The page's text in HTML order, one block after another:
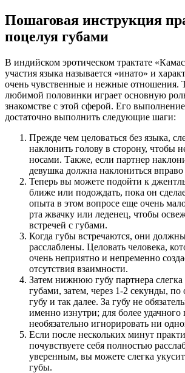
Пошаговая инструкция
поцелуя губами
В индийском эротическом трактате
участия языка называется «инато» и
очень чувственные и нежные отношения.
любимой половинки играет основную
знакомстве с этой сферой. Его
достаточно выполнить следующие шаги:
Прежде чем целоваться без языка,
наклонить голову в сторону, чтобы
носами. Также, если партнер
девушка должна наклониться вправо
Теперь вы можете подойти к
ближе или подождать, пока он
опыта в этом вопросе еще очень
рта жвачку или леденец, чтобы
встречей с губами.
Когда губы встречаются, они
расслаблены. Целовать человека,
очень неприятно и непременно
отсутствия взаимности.
Затем нижнюю губу партнера
губами, затем, через 1-2 секунды,
губу и так далее. За губу не
именно изнутри; для более удачного
необязательно игнорировать ни
Если после нескольких минут
почувствуете себя полностью
уверенным, вы можете слегка
губы.